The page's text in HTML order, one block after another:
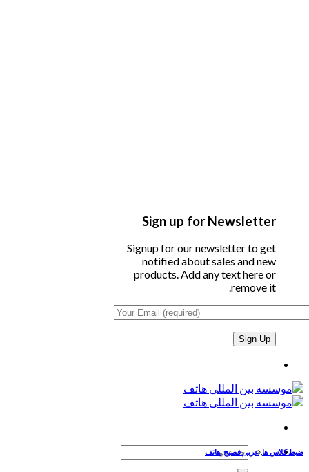
Sign up for Newsletter
Signup for our newsletter to get
notified about sales and new
products. Add any text here or
remove it.
جستجو
ضبط کلاس ها ,عربی فصیح,هاتف